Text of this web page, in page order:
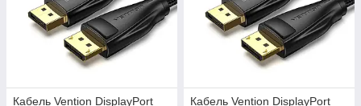
Кабель Vention DisplayPort
Кабель Vention DisplayPort